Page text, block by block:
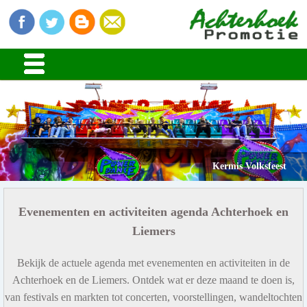
Kermis Volksfeest
Evenementen en activiteiten agenda Achterhoek en
Liemers
Bekijk de actuele agenda met evenementen en activiteiten in de
Achterhoek en de Liemers. Ontdek wat er deze maand te doen is,
van festivals en markten tot concerten, voorstellingen, wandeltochten